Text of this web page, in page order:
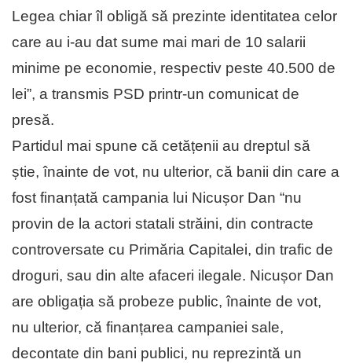
Legea chiar îl obligă să prezinte identitatea celor
care au i-au dat sume mai mari de 10 salarii
minime pe economie, respectiv peste 40.500 de
lei”, a transmis PSD printr-un comunicat de
presă.
Partidul mai spune că cetățenii au dreptul să
știe, înainte de vot, nu ulterior, că banii din care a
fost finanțată campania lui Nicușor Dan “nu
provin de la actori statali străini, din contracte
controversate cu Primăria Capitalei, din trafic de
droguri, sau din alte afaceri ilegale. Nicușor Dan
are obligația să probeze public, înainte de vot,
nu ulterior, că finanțarea campaniei sale,
decontate din bani publici, nu reprezintă un